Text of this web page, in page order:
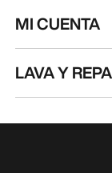
MI CUENTA
LAVA Y